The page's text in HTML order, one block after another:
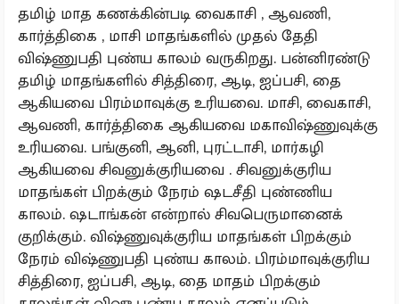
தமிழ் மாத கணக்கின்படி வைகாசி , ஆவணி,
கார்த்திகை , மாசி மாதங்களில் முதல் தேதி
விஷ்ணுபதி புண்ய காலம் வருகிறது. பன்னிரண்டு
தமிழ் மாதங்களில் சித்திரை, ஆடி, ஐப்பசி, தை
ஆகியவை பிரம்மாவுக்கு உரியவை. மாசி, வைகாசி,
ஆவணி, கார்த்திகை ஆகியவை மகாவிஷ்ணுவுக்கு
உரியவை. பங்குனி, ஆனி, புரட்டாசி, மார்கழி
ஆகியவை சிவனுக்குரியவை . சிவனுக்குரிய
மாதங்கள் பிறக்கும் நேரம் ஷடசீதி புண்ணிய
காலம். ஷடாங்கன் என்றால் சிவபெருமானைக்
குறிக்கும். விஷ்ணுவுக்குரிய மாதங்கள் பிறக்கும்
நேரம் விஷ்ணுபதி புண்ய காலம். பிரம்மாவுக்குரிய
சித்திரை, ஐப்பசி, ஆடி, தை மாதம் பிறக்கும்